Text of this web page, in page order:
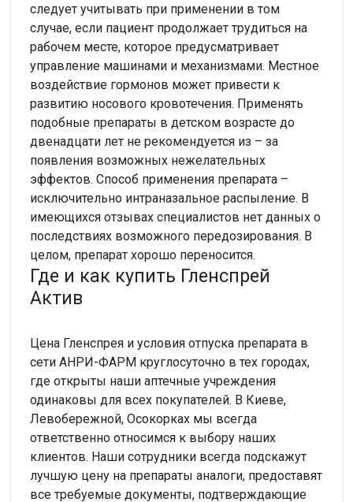
следует учитывать при применении в том
случае, если пациент продолжает трудиться на
рабочем месте, которое предусматривает
управление машинами и механизмами. Местное
воздействие гормонов может привести к
развитию носового кровотечения. Применять
подобные препараты в детском возрасте до
двенадцати лет не рекомендуется из – за
появления возможных нежелательных
эффектов. Способ применения препарата –
исключительно интраназальное распыление. В
имеющихся отзывах специалистов нет данных о
последствиях возможного передозирования. В
целом, препарат хорошо переносится.
Где и как купить Гленспрей
Актив
Цена Гленспрея и условия отпуска препарата в
сети АНРИ-ФАРМ круглосуточно в тех городах,
где открыты наши аптечные учреждения
одинаковы для всех покупателей. В Киеве,
Левобережной, Осокорках мы всегда
ответственно относимся к выбору наших
клиентов. Наши сотрудники всегда подскажут
лучшую цену на препараты аналоги, предоставят
все требуемые документы, подтверждающие